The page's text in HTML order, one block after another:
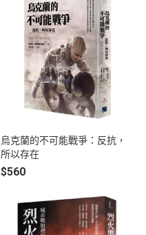
烏克蘭的不可能戰爭：反抗，
所以存在
$560